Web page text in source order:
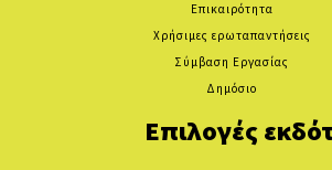
Επικαιρότητα
Χρήσιμες ερωταπαντήσεις
Σύμβαση Εργασίας
Δημόσιο
Επιλογές